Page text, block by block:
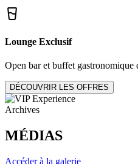
Lounge Exclusif
Open bar et buffet gastronomique
DÉCOUVRIR LES OFFRES
Archives
MÉDIAS
Accéder à la galerie